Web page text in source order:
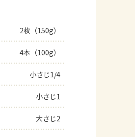
2枚（150g）
4本（100g）
小さじ1/4
小さじ1
大さじ2